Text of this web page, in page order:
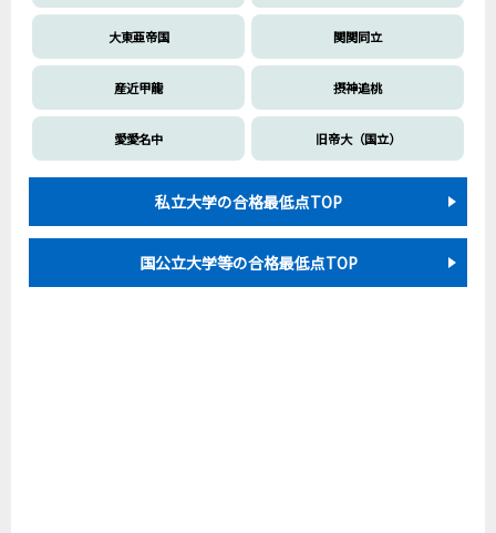
大東亜帝国 関関同立
産近甲龍 摂神追桃
愛愛名中 旧帝大（国立）
私立大学の合格最低点TOP
国公立大学等の合格最低点TOP